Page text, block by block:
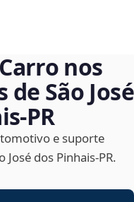
nos
São José
e suporte
dos Pinhais‑PR.